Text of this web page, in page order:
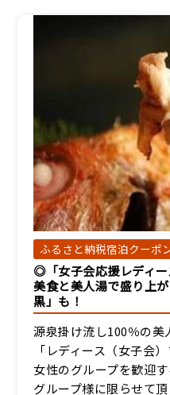
和
ス
宿
和
イ
宿
ふるさと納税宿泊クーポ
◎「女子会応援レディ
美食と美人湯で盛り上
黒」も！
源泉掛け流し100％の美
「レディース（女子会
女性のグループを歓迎
グループ様に限らせて頂